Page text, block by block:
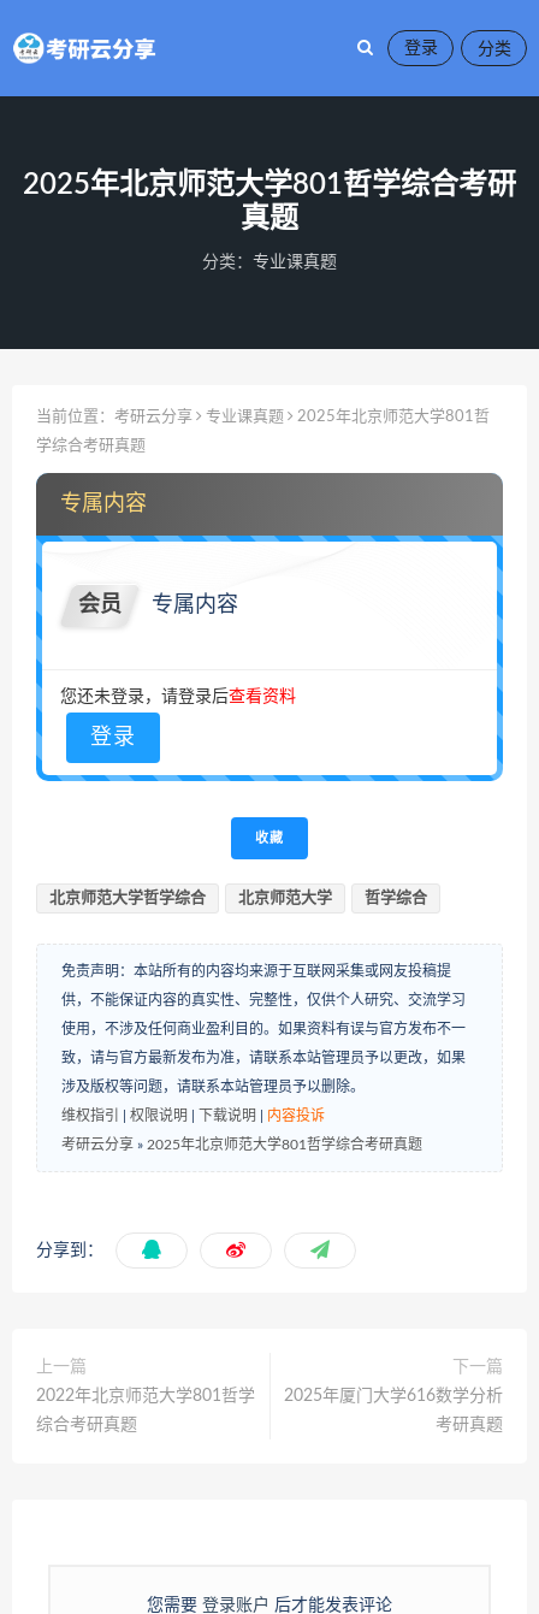
登录
2025年北京师范大学801哲学综合考研
真题
分类： 专业课真题
当前位置： 考研云分享 专业课真题
2025年北京师范大学801哲
学综合考研真题
专属内容
会员 专属内容
您还未登录，请登录后查看资料
登录
收藏
北京师范大学哲学综合 北京师范大学 哲学综合
免责声明：本站所有的内容均来源于互联网采集或网友投稿提
供，不能保证内容的真实性、完整性，仅供个人研究、交流学习
使用，不涉及任何商业盈利目的。如果资料有误与官方发布不一
致，请与官方最新发布为准，请联系本站管理员予以更改，如果
涉及版权等问题，请联系本站管理员予以删除。
维权指引
权限说明 下载说明
内容投诉
考研云分享 » 2025年北京师范大学801哲学综合考研真题
分享到：
上一篇
2022年北京师范大学801哲学
综合考研真题
下一篇
2025年厦门大学616数学分析
考研真题
您需要 登录账户 后才能发表评论